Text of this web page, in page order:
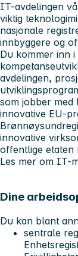
IT-avdelingen
viktig
nasjonale
innbyggere og
Du kommer inn i
avdelingen,
som jobber med
innovative EU-
innovative
offentlige etaten
Les mer om IT-
Dine
Du kan blant
sentrale